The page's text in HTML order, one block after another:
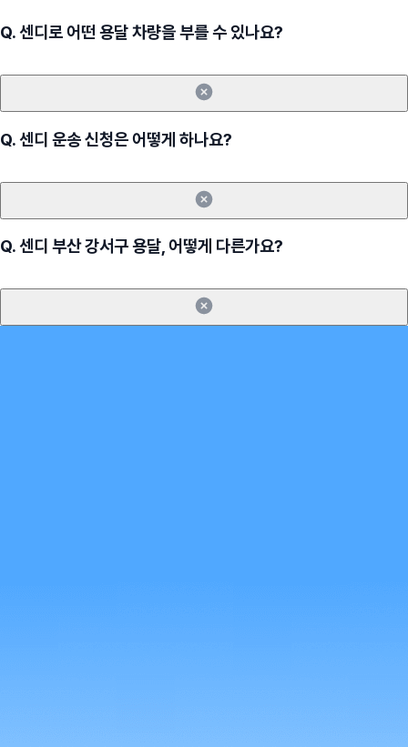
Q.센디로 어떤 용달 차량을 부를 수 있나요?
Q.센디 운송 신청은 어떻게 하나요?
Q.센디 부산 강서구 용달, 어떻게 다른가요?